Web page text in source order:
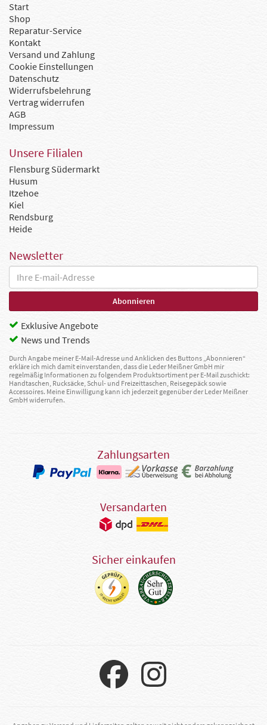
Start
Shop
Reparatur-Service
Kontakt
Versand und Zahlung
Cookie Einstellungen
Datenschutz
Widerrufsbelehrung
Vertrag widerrufen
AGB
Impressum
Unsere Filialen
Flensburg Südermarkt
Husum
Itzehoe
Kiel
Rendsburg
Heide
Newsletter
Exklusive Angebote
News und Trends
Durch Angabe meiner E-Mail-Adresse und Anklicken des Buttons „Abonnieren“
erkläre ich mich damit einverstanden, dass die Leder Meißner GmbH mir
regelmäßig Informationen zu folgendem Produktsortiment per E-Mail zuschickt:
Handtaschen, Rucksäcke, Schul- und Freizeittaschen, Reisegepäck sowie
Accessoires. Meine Einwilligung kann ich jederzeit gegenüber der Leder Meißner
GmbH widerrufen.
Zahlungsarten
Versandarten
Sicher einkaufen